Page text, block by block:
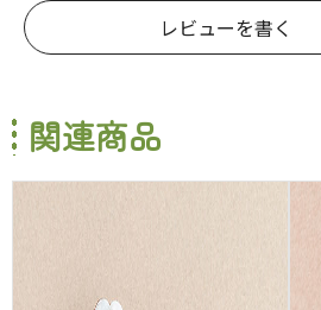
レビューを書く
関連商品